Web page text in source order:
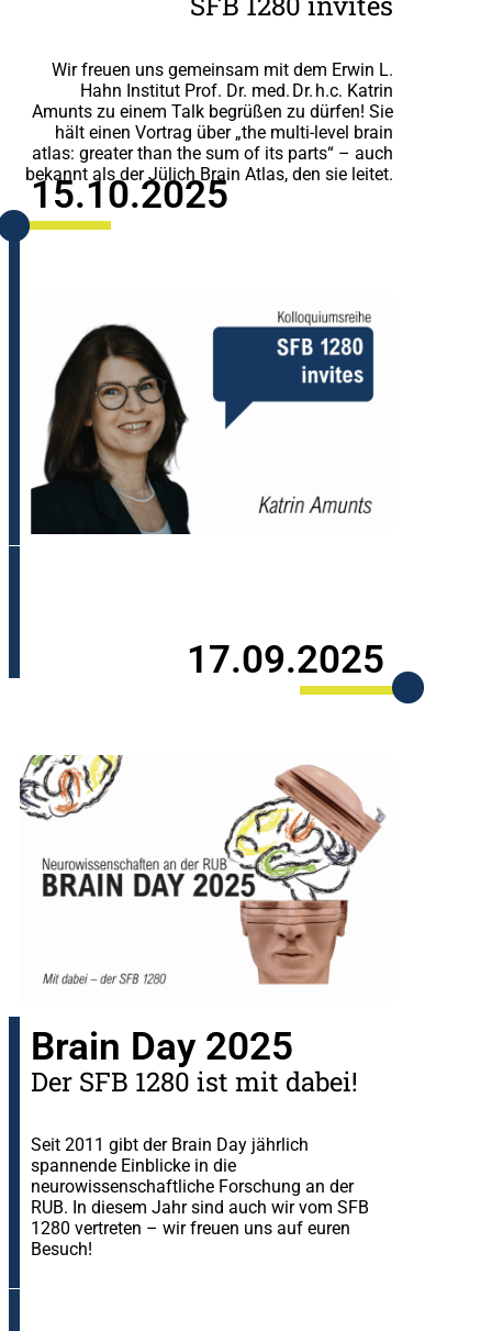
Wir freuen uns gemeinsam mit dem Erwin L.
Hahn Institut Prof. Dr. med. Dr. h.c. Katrin
Amunts zu einem Talk begrüßen zu dürfen! Sie
hält einen Vortrag über „the multi-level brain
atlas: greater than the sum of its parts“ – auch
bekannt als der Jülich Brain Atlas, den sie leitet.
15.10.2025
17.09.2025
Brain Day 2025
Der SFB 1280 ist mit dabei!
Seit 2011 gibt der Brain Day jährlich
spannende Einblicke in die
neurowissenschaftliche Forschung an der
RUB. In diesem Jahr sind auch wir vom SFB
1280 vertreten – wir freuen uns auf euren
Besuch!